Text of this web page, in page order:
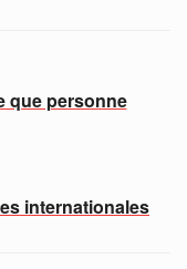
que personne
internationales